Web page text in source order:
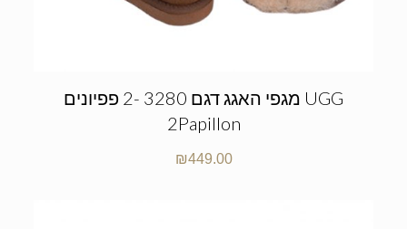
מגפי האגג דגם 3280 -2 פפיונים UGG
2Papillon
₪449.00